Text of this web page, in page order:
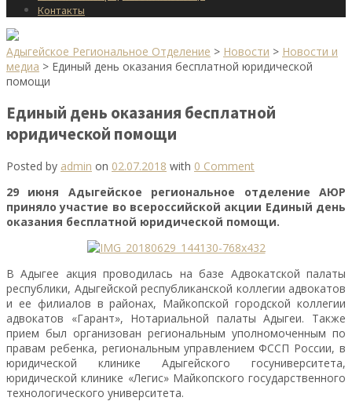
Контакты
Адыгейское Региональное Отделение > Новости > Новости и
медиа > Единый день оказания бесплатной юридической
помощи
Единый день оказания бесплатной
юридической помощи
Posted by admin on 02.07.2018 with 0 Comment
29 июня Адыгейское региональное отделение АЮР
приняло участие во всероссийской акции Единый день
оказания бесплатной юридической помощи.
В Адыгее акция проводилась на базе Адвокатской палаты
республики, Адыгейской республиканской коллегии адвокатов
и ее филиалов в районах, Майкопской городской коллегии
адвокатов «Гарант», Нотариальной палаты Адыгеи. Также
прием был организован региональным уполномоченным по
правам ребенка, региональным управлением ФССП России, в
юридической клинике Адыгейского госуниверситета,
юридической клинике «Легис» Майкопского государственного
технологического университета.